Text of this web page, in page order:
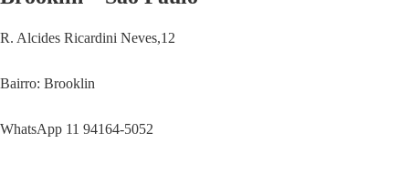
R. Alcides Ricardini Neves,12
Bairro: Brooklin
WhatsApp 11 94164-5052